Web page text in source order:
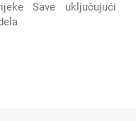
jeke Save uključujući